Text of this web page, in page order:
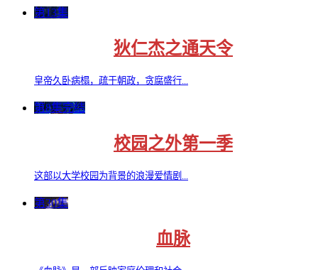
第13集
狄仁杰之通天令
皇帝久卧病榻，疏于朝政，贪腐盛行...
第8集完结
校园之外第一季
这部以大学校园为背景的浪漫爱情剧...
第30集
血脉